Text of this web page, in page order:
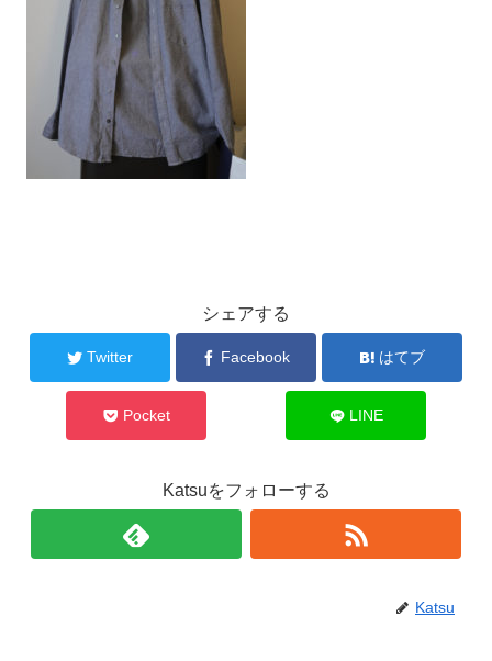
シェアする
Twitter Facebook はてブ
Pocket LINE
Katsuをフォローする
Katsu